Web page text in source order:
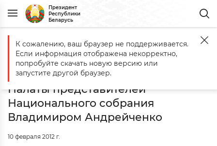
Президент
Республики
Беларусь
Главная События 10 февраля Александр Лукашенко
10 февраля Александр Лукашенко
встретился с Председателем
Палаты представителей
Национального собрания
Владимиром Андрейченко
10 февраля 2012 г.
К сожалению, ваш браузер не поддерживается.
Если информация отображена некорректно,
попробуйте скачать новую версию или
запустите другой браузер.